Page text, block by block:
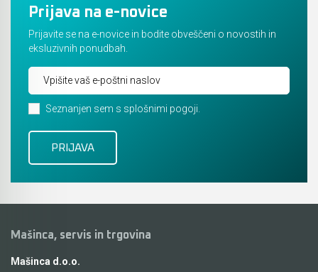
Prijava na e-novice
Prijavite se na e-novice in bodite obveščeni o novostih in
eksluzivnih ponudbah.
Seznanjen sem s splošnimi pogoji.
Mašinca, servis in trgovina
Mašinca d.o.o.
Akumulatorske stabilne kotne žage
Akumulatorski obliči
Akumulatorske vbodne žage
Akumulatorski lamelni rezkarji
Akumulatorski vibracijski, tračni brusilniki in
Akumulatorski spenjalniki
Rezalnik za peno
Žage za porobeton (Siporeks / Siporex / Ytong)
Bosch
Pribor - orodja za uporabo na prostem
Sesanje
Čiščenje cevi in odtokov